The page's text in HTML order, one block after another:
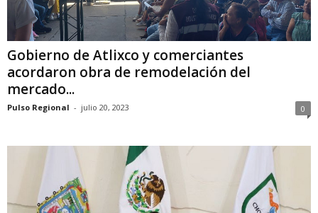
Gobierno de Atlixco y comerciantes
acordaron obra de remodelación del
mercado...
Pulso Regional - julio 20, 2023 0